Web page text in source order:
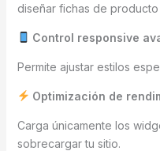
diseñar fichas de producto
Control responsive
Permite ajustar estilos
Optimización de
Carga únicamente los
sobrecargar tu sitio.